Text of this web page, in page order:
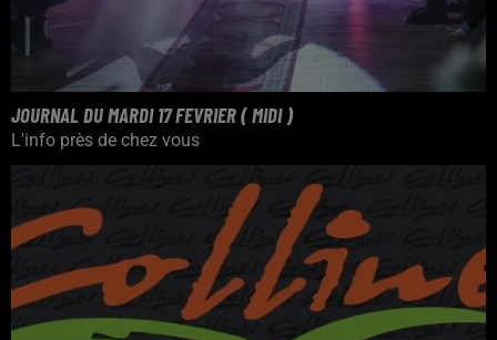
JOURNAL DU MARDI 17 FEVRIER ( MIDI )
L'info près de chez vous